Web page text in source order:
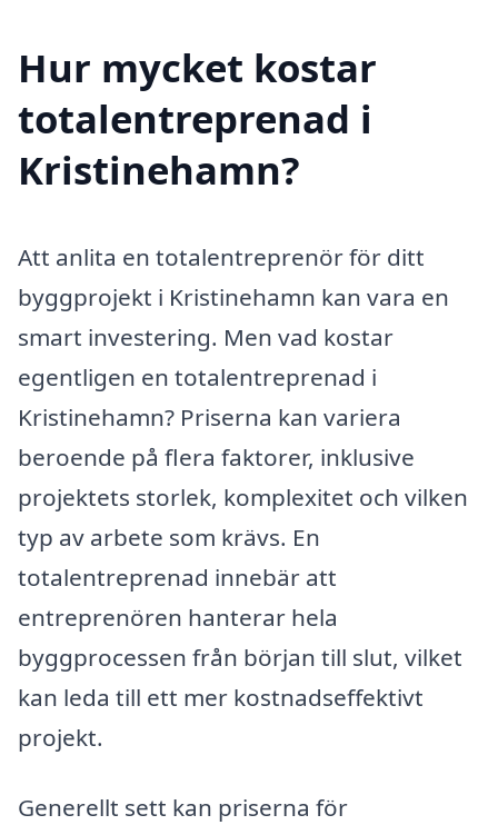
Hur mycket kostar
totalentreprenad i
Kristinehamn?
Att anlita en totalentreprenör för ditt
byggprojekt i Kristinehamn kan vara en
smart investering. Men vad kostar
egentligen en totalentreprenad i
Kristinehamn? Priserna kan variera
beroende på flera faktorer, inklusive
projektets storlek, komplexitet och vilken
typ av arbete som krävs. En
totalentreprenad innebär att
entreprenören hanterar hela
byggprocessen från början till slut, vilket
kan leda till ett mer kostnadseffektivt
projekt.
Generellt sett kan priserna för